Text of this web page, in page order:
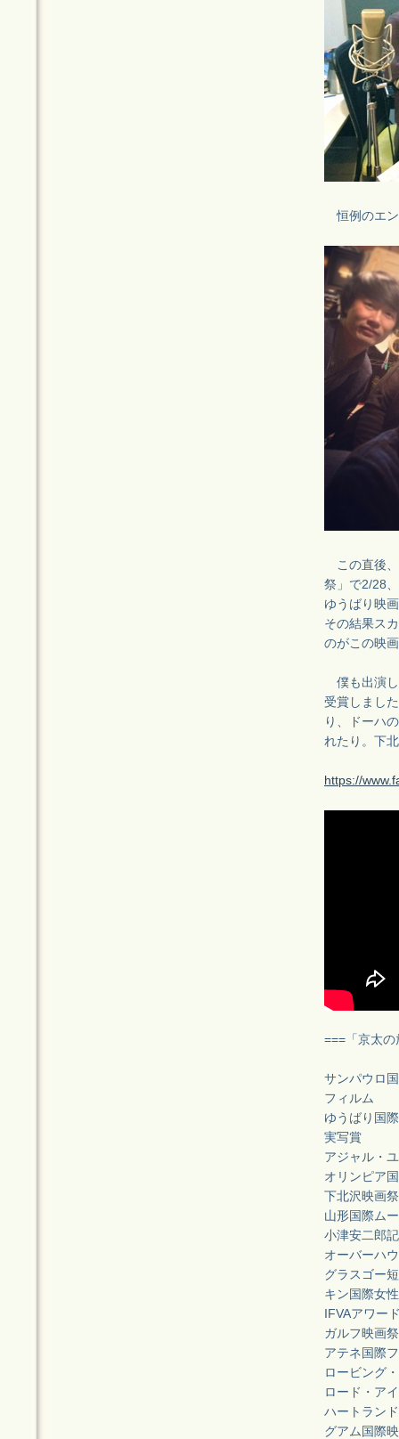
恒例のエン
この直後、
祭」で2/28
ゆうばり映
その結果ス
のがこの映
僕も出演し
受賞しまし
り、ドーハ
れたり。下
https://
===「京太
サンパウロ
フィルム
ゆうばり国
実写賞
アジャル・
オリンピア
下北沢映画
山形国際ム
小津安二郎
オーバーハ
グラスゴー
キン国際女
IFVAアワー
ガルフ映画
アテネ国際
ロービング
ロード・ア
ハートラン
グアム国際